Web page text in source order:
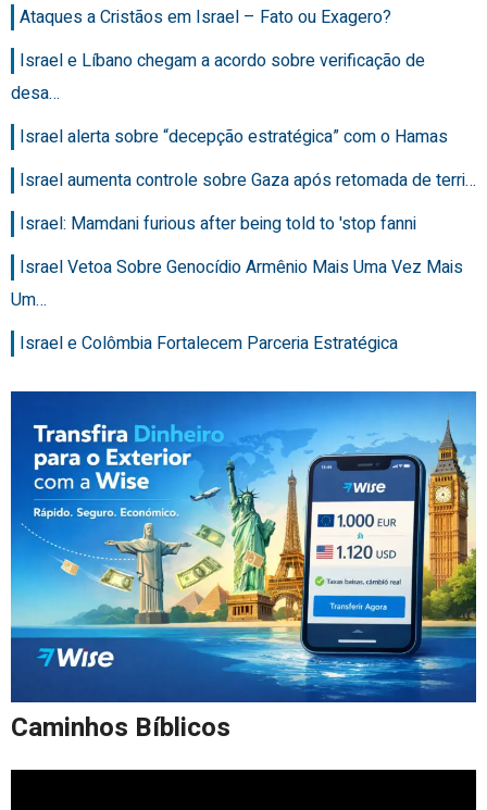
Ataques a Cristãos em Israel – Fato ou Exagero?
Israel e Líbano chegam a acordo sobre verificação de
desa…
Israel alerta sobre “decepção estratégica” com o Hamas
Israel aumenta controle sobre Gaza após retomada de terri…
Israel: Mamdani furious after being told to 'stop fanni
Israel Vetoa Sobre Genocídio Armênio Mais Uma Vez Mais
Um…
Israel e Colômbia Fortalecem Parceria Estratégica
Caminhos Bíblicos